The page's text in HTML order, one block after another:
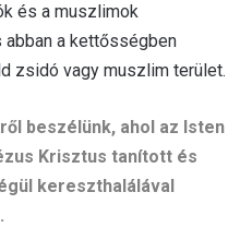
és a muszlimok
abban a kettősségben
zsidó vagy muszlim terület.
beszélünk, ahol az Isten
Krisztus tanított és
kereszthalálával